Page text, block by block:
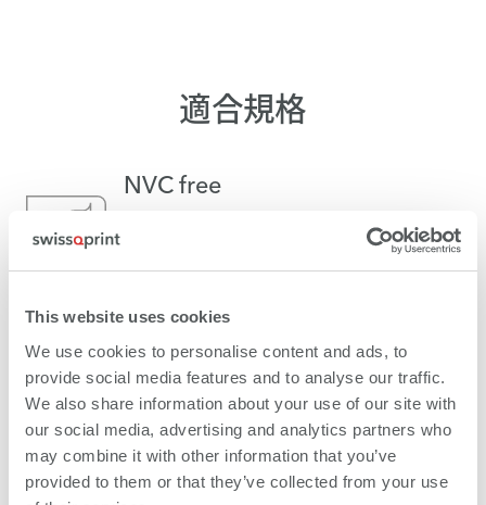
This website uses cookies
We use cookies to personalise content and ads, to
provide social media features and to analyse our traffic.
We also share information about your use of our site with
our social media, advertising and analytics partners who
may combine it with other information that you’ve
provided to them or that they’ve collected from your use
適合規格
NVC free
NVC（N-ビニルカプロラクタム）モノ
マーは含まれていません。NVCは人体
VOC free
VOC（揮発性有機化合物）は含まれて
いません。VOCは人体への影響が懸念
される物質です。